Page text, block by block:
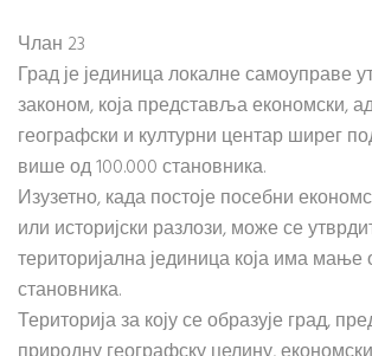
Члан 23
Град је јединица локалне самоуправе
законом, која представља економски,
географски и културни центар ширег
више од 100.000 становника.
Изузетно, када постоје посебни
или историјски разлози, може се
територијална јединица која има мање
становника.
Територија за коју се образује град,